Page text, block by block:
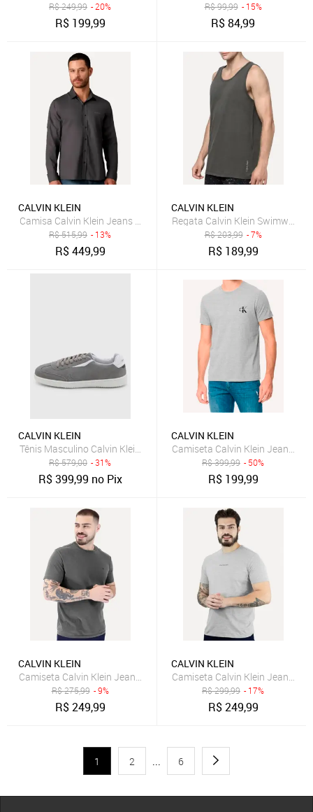
R$249,99 - 20%
R$ 199,99
R$99,99 - 15%
R$84,99
CALVIN KLEIN
Camisa Calvin Klein Jeans Masculina Básica Logo Peito Chumbo
R$515,99 - 13%
R$449,99
CALVIN KLEIN
Regata Calvin Klein Swimwear
R$203,99 - 7%
R$ 189,99
CALVIN KLEIN
Tênis Masculino Calvin Klein Slim Side Small Cinza
R$579,00 - 31%
R$399,99 no Pix
CALVIN KLEIN
Camiseta Calvin Klein Jeans
R$399,99 - 50%
R$ 199,99
CALVIN KLEIN
Camiseta Calvin Klein Jeans Masculina Monogram Logo Pigmento
R$275,99 - 9%
R$249,99
CALVIN KLEIN
Camiseta Calvin Klein Jeans
R$299,99 - 17%
R$249,99
1 2 ... 6